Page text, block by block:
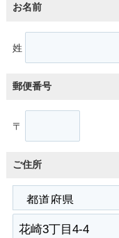
お名前
姓
郵便番号
〒
ご住所